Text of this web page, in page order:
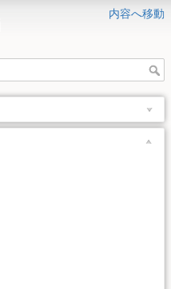
内容へ移動